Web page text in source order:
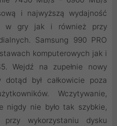
i najwyższą wydajność
w gry jak i również przy
Samsung 990 PRO
komputerowych jak i
Wejdź na zupełnie nowy
był całkowicie poza
Wczytywanie,
nigdy nie było tak szybkie,
wykorzystaniu dysku